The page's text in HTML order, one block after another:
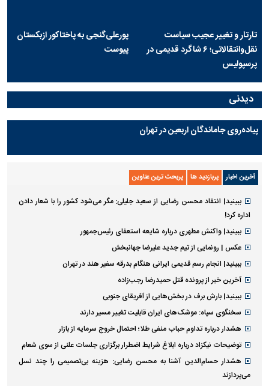
تارتار و تغییر عجیب سیاست
نقل‌وانتقالاتی؛ ۶ شاگرد قدیمی در
پرسپولیس
پورعلی‌گنجی به پاختاکور ازبکستان
پیوست
دیدنی
پیاده‌روی جاماندگان اربعین در تهران
آخرین اخبار پربازدید ها پربحث ترین عناوین
ببینید| انتقاد محسن رضایی از سعید جلیلی: مگر می‌شود کشور را با شعار دادن
اداره کرد!
ببینید| واکنش مطهری درباره شایعه استعفای رئیس‌جمهور
عکس | رونمایی از تیم جدید علیرضا جهانبخش
ببینید| انجام رسم قدیمی ایرانی هنگام بدرقه سفیر هند در تهران
آخرین خبر از پرونده قتل حمیدرضا رجب‌زاده
ببینید| بارش برف در بخش‌هایی از آفریقای جنوبی
سخنگوی سپاه: موشک‌های ایران قابلیت تغییر مسیر دارند
هشدار درباره تداوم حباب منفی طلا؛ احتمال خروج سرمایه از بازار
توضیحات نیکزاد درباره ابلاغ شرایط اضطرار برگزاری جلسات علنی از سوی شعام
هشدار حسام‌الدین آشنا به محسن رضایی: هزینه بی‌تصمیمی را چند نسل
می‌پردازند